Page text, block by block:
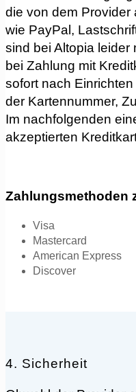
die von dem Provider
wie PayPal,
sind bei Altopia leider
bei Zahlung mit
sofort nach
der Kartennummer,
Im nachfolgenden
akzeptierten
Visa
Mastercard
American Express
Discover
4. Sicherheit